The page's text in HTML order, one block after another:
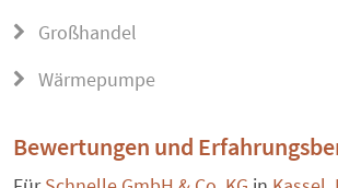
Großhandel
Wärmepumpe
Bewertungen und